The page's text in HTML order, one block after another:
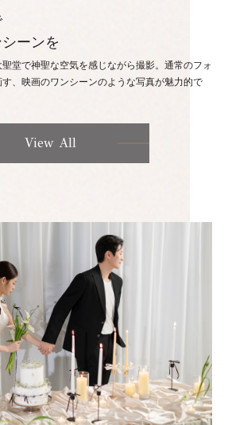
ーンを
堂で神聖な空気を感じながら撮影。通常のフォ
す、映画のワンシーンのような写真が魅力的で
View All